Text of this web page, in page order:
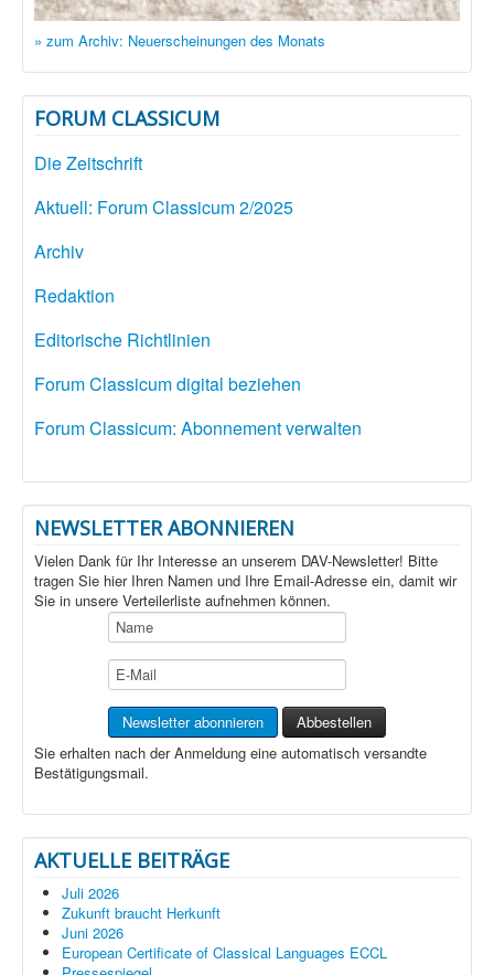
» zum Archiv: Neuerscheinungen des Monats
FORUM CLASSICUM
Die Zeitschrift
Aktuell: Forum Classicum 2/2025
Archiv
Redaktion
Editorische Richtlinien
Forum Classicum digital beziehen
Forum Classicum: Abonnement verwalten
NEWSLETTER ABONNIEREN
Vielen Dank für Ihr Interesse an unserem DAV-Newsletter! Bitte
tragen Sie hier Ihren Namen und Ihre Email-Adresse ein, damit wir
Sie in unsere Verteilerliste aufnehmen können.
Sie erhalten nach der Anmeldung eine automatisch versandte
Bestätigungsmail.
AKTUELLE BEITRÄGE
Juli 2026
Zukunft braucht Herkunft
Juni 2026
European Certificate of Classical Languages ECCL